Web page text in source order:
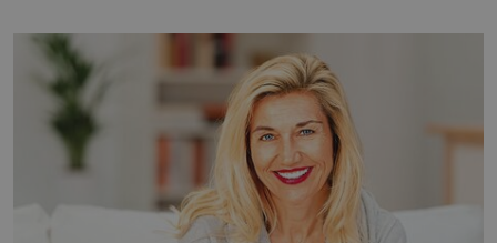
se na koloběžce a den zakončit poznáváním památek ve
Velkých Losinách nebo v termálním